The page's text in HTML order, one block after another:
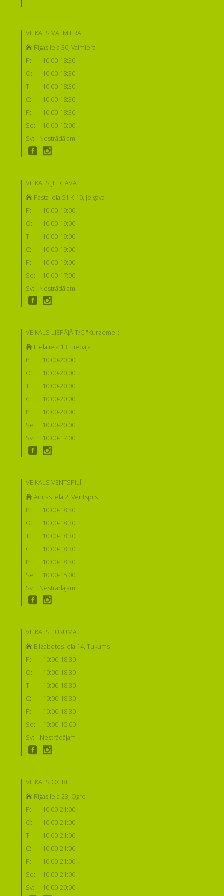
VEIKALS VALMIERĀ:
Rīgas iela 30, Valmiera
P:
10:00-18:30
O:
10:00-18:30
T:
10:00-18:30
C:
10:00-18:30
P:
10:00-18:30
Se:
10:00-15:00
Sv:
Nestrādājam
VEIKALS JELGAVĀ:
Pasta iela 51 K-10, Jelgava
P:
10:00-19:00
O:
10:00-19:00
T:
10:00-19:00
C:
10:00-19:00
P:
10:00-19:00
Se:
10:00-17:00
Sv:
Nestrādājam
VEIKALS LIEPĀJĀ T/C "Kurzeme":
Lielā iela 13, Liepāja
P:
10:00-20:00
O:
10:00-20:00
T:
10:00-20:00
C:
10:00-20:00
P:
10:00-20:00
Se:
10:00-20:00
Sv:
10:00-17:00
VEIKALS VENTSPILĪ:
Annas iela 2, Ventspils
P:
10:00-18:30
O:
10:00-18:30
T:
10:00-18:30
C:
10:00-18:30
P:
10:00-18:30
Se:
10:00-15:00
Sv:
Nestrādājam
VEIKALS TUKUMĀ
Elizabetes iela 14, Tukums
P:
10:00-18:30
O:
10:00-18:30
T:
10:00-18:30
C:
10:00-18:30
P:
10:00-18:30
Se:
10:00-15:00
Sv:
Nestrādājam
VEIKALS OGRĒ:
Rīgas iela 23, Ogre
P:
10:00-21:00
O:
10:00-21:00
T:
10:00-21:00
C:
10:00-21:00
P:
10:00-21:00
Se:
10:00-21:00
Sv:
10:00-20:00